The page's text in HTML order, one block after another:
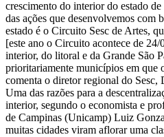
crescimento do interior do estado
das ações que desenvolvemos com
estado é o Circuito Sesc de Artes,
[este ano o Circuito acontece de
interior, do litoral e da Grande São
prioritariamente municípios em que
comenta o diretor regional do Sesc,
Uma das razões para a
interior, segundo o economista e
de Campinas (Unicamp) Luiz
muitas cidades viram aflorar uma